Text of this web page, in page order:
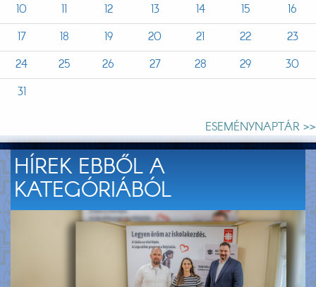
10
11 12 13 14 15
16
17
18 19 20 21 22
23
24
25 26 27 28 29
30
31
ESEMÉNYNAPTÁR >>
HÍREK EBBŐL A
KATEGÓRIÁBÓL